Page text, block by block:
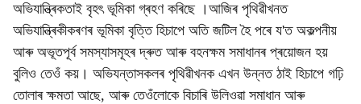
অভিযান্ত্ৰিকতাই বৃহৎ ভূমিকা গ্ৰহণ কৰিছে ।আজিৰ পৃথিৱীখনত
অভিযান্ত্ৰিকীকৰণৰ ভূমিকা বৃত্তি হিচাপে অতি জটিল হৈ পৰে য'ত অকল্পনীয়
আৰু অভূতপূৰ্ব সমস্যাসমূহৰ দ্ৰুত আৰু বহনক্ষম সমাধানৰ প্ৰয়োজন হয়
বুলিও তেওঁ কয়। অভিযন্তাসকলৰ পৃথিৱীখনক এখন উন্নত ঠাই হিচাপে গঢ়ি
তোলাৰ ক্ষমতা আছে, আৰু তেওঁলোকে বিচাৰি উলিওৱা সমাধান আৰু